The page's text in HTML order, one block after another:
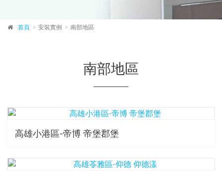
首頁 安裝實例 南部地區
南部地區
高雄小港區-帝博 帝堡郡堡